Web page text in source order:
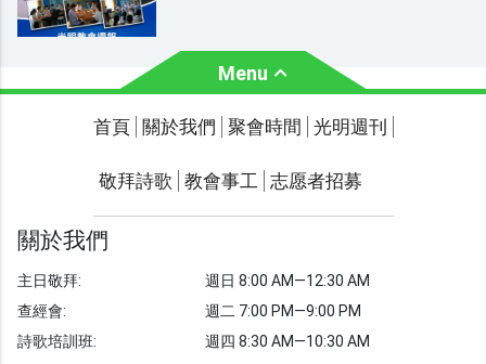
Menu
關於我們 聚會時間
光明週刊 學習聖經
聖經故事
敬拜詩歌 圖庫
首頁 關於我們 聚會時間 光明週刊
敬拜詩歌 教會事工 志愿者招募
關於我們
主日敬拜:
查經會:
詩歌培訓班:
週日 8:00 AM—12:30 AM
週二 7:00 PM—9:00 PM
週四 8:30 AM—10:30 AM